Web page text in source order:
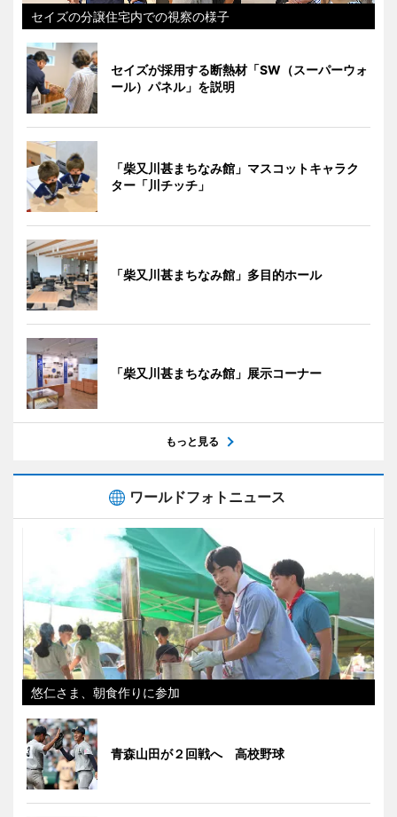
セイズの分譲住宅内での視察の様子
セイズが採用する断熱材「SW（スーパーウォ
ール）パネル」を説明
「柴又川甚まちなみ館」マスコットキャラク
ター「川チッチ」
「柴又川甚まちなみ館」多目的ホール
「柴又川甚まちなみ館」展示コーナー
もっと見る
ワールドフォトニュース
悠仁さま、朝食作りに参加
青森山田が２回戦へ 高校野球